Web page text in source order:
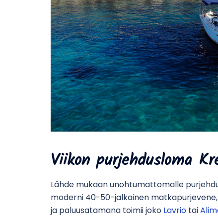
Viikon purjehdusloma
Lähde mukaan unohtumattomalle
moderni 40-50-jalkainen
ja paluusatamana toimii joko Lavrio tai